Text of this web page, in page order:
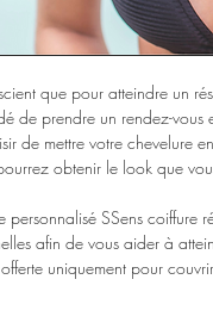
que pour atteindre un
de prendre un rendez-vous
de mettre votre chevelure
obtenir le look que
personnalisé SSens coiffure
afin de vous aider à
uniquement pour